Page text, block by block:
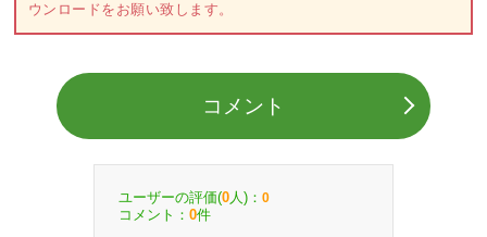
ウンロードをお願い致します。
コメント
ユーザーの評価(0 人)： 0
コメント： 0件